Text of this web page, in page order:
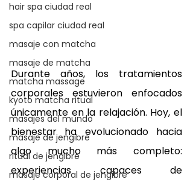
hair spa ciudad real
spa capilar ciudad real
masaje con matcha
masaje de matcha
matcha massage
kyoto matcha ritual
masajes del mundo
masaje de jengibre
ritual de jengibre
masaje corporal de jengibre
Durante años, los tratamientos
corporales estuvieron enfocados
únicamente en la relajación. Hoy, el
bienestar ha evolucionado hacia
algo mucho más completo:
experiencias capaces de